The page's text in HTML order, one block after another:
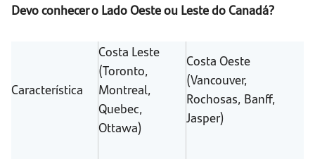
Devo conhecer o Lado Oeste ou Leste do Canadá?
Característica
Costa Leste
(Toronto,
Montreal,
Quebec,
Ottawa)
Costa Oeste
(Vancouver,
Rochosas, Banff,
Jasper)